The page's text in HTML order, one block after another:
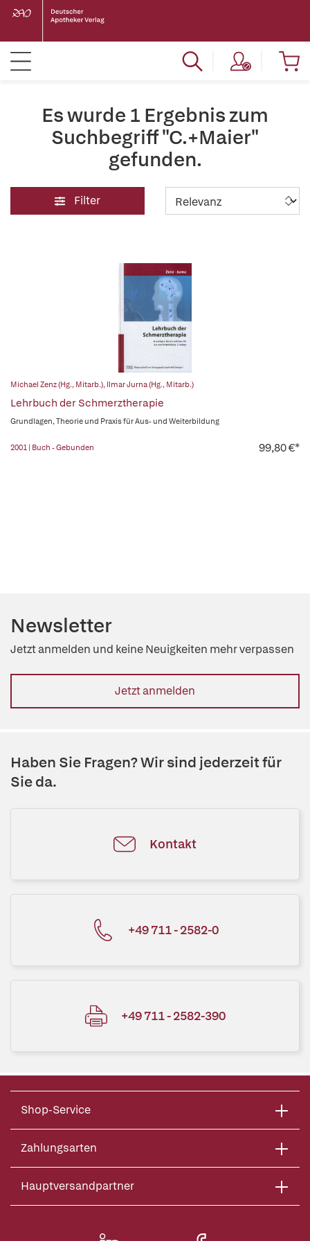
Es wurde 1 Ergebnis zum
Suchbegriff "C.+Maier"
gefunden.
Filter
Michael Zenz (Hg., Mitarb.), Ilmar Jurna (Hg., Mitarb.)
Lehrbuch der Schmerztherapie
Grundlagen, Theorie und Praxis für Aus- und Weiterbildung
2001 | Buch - Gebunden 99,80 €*
Newsletter
Jetzt anmelden und keine Neuigkeiten mehr verpassen
Jetzt anmelden
Haben Sie Fragen? Wir sind jederzeit für
Sie da.
Kontakt
+49 711 - 2582-0
+49 711 - 2582-390
Shop-Service
Zahlungsarten
Hauptversandpartner